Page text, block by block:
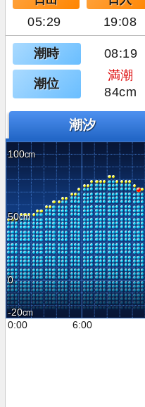
05:29 19:08
潮時 08:19
潮位
満潮
84cm
潮汐
100
50
0
-20
0:00
6:00